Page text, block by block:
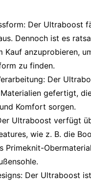
: Der Ultraboost
. Dennoch ist es
Kauf anzuprobieren,
zu finden.
: Der
gefertigt,
Komfort sorgen.
Ultraboost verfügt
wie z. B. die
Primeknit-Obermaterial
.
: Der Ultraboost